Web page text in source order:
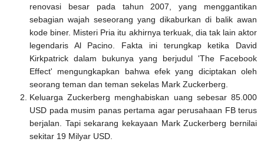
renovasi besar pada tahun 2007, yang menggantikan
sebagian wajah seseorang yang dikaburkan di balik awan
kode biner. Misteri Pria itu akhirnya terkuak, dia tak lain aktor
legendaris Al Pacino. Fakta ini terungkap ketika David
Kirkpatrick dalam bukunya yang berjudul 'The Facebook
Effect' mengungkapkan bahwa efek yang diciptakan oleh
seorang teman dan teman sekelas Mark Zuckerberg.
Keluarga Zuckerberg menghabiskan uang sebesar 85.000
USD pada musim panas pertama agar perusahaan FB terus
berjalan. Tapi sekarang kekayaan Mark Zuckerberg bernilai
sekitar 19 Milyar USD.